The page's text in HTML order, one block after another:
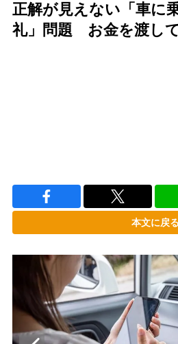
正解が見えない「車に
礼」問題 お金を渡し
本文に戻る